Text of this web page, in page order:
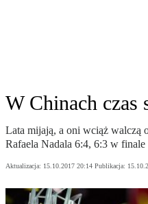
W Chinach czas
Lata mijają, a oni wciąż walczą
Rafaela Nadala 6:4, 6:3 w finale
Aktualizacja: 15.10.2017 20:14 Publikacja: